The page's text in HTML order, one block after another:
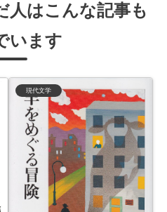
人はこんな記事も
います
現代文学